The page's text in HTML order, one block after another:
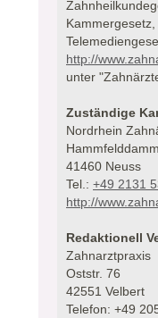
http://
unter
Zuständige
Nordrhein
41460 Neuss
Tel.: +49 2131
http://
Redaktionell
Zahnarztpraxis
Oststr. 76
42551 Velbert
Telefon: +49